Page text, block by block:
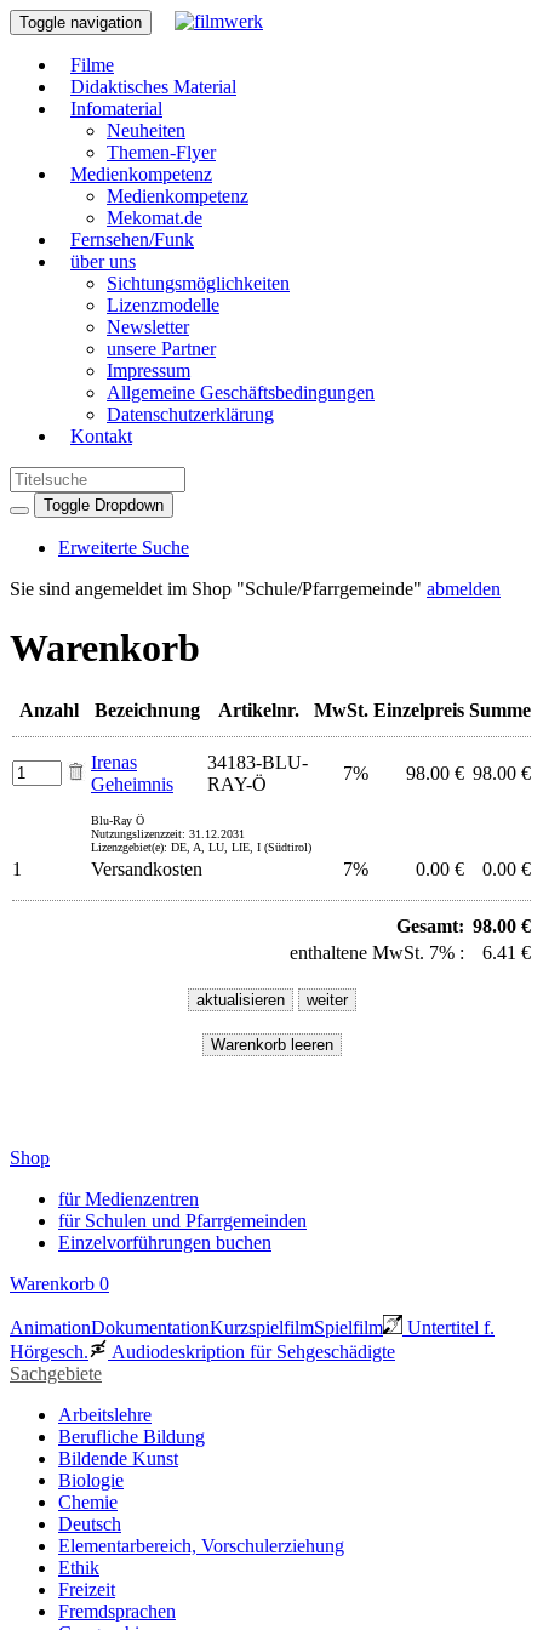
Toggle navigation
Filme
Didaktisches Material
Infomaterial
Neuheiten
Themen-Flyer
Medienkompetenz
Medienkompetenz
Mekomat.de
Fernsehen/Funk
über uns
Sichtungsmöglichkeiten
Lizenzmodelle
Newsletter
unsere Partner
Impressum
Allgemeine Geschäftsbedingungen
Datenschutzerklärung
Kontakt
Toggle Dropdown
Erweiterte Suche
Sie sind angemeldet im Shop "Schule/Pfarrgemeinde" abmelden
Warenkorb
Anzahl Bezeichnung Artikelnr. MwSt. Einzelpreis Summe
Irenas
Geheimnis
34183-BLU-
RAY-Ö
7% 98.00 € 98.00 €
Blu-Ray Ö
Nutzungslizenzzeit: 31.12.2031
Lizenzgebiet(e): DE, A, LU, LIE, I (Südtirol)
1 Versandkosten 7% 0.00 € 0.00 €
Gesamt: 98.00 €
enthaltene MwSt. 7% :
6.41 €
Shop
für Medienzentren
für Schulen und Pfarrgemeinden
Einzelvorführungen buchen
Warenkorb 0
AnimationDokumentationKurzspielfilmSpielfilm
Untertitel f.
Hörgesch.
Audiodeskription für Sehgeschädigte
Sachgebiete
Arbeitslehre
Berufliche Bildung
Bildende Kunst
Biologie
Chemie
Deutsch
Elementarbereich, Vorschulerziehung
Ethik
Freizeit
Fremdsprachen